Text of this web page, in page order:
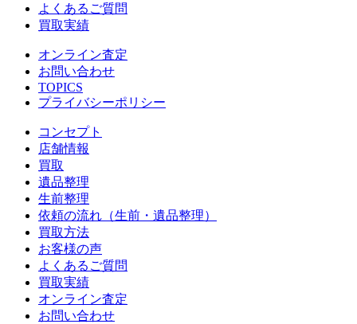
よくあるご質問
買取実績
オンライン査定
お問い合わせ
TOPICS
プライバシーポリシー
コンセプト
店舗情報
買取
遺品整理
生前整理
依頼の流れ（生前・遺品整理）
買取方法
お客様の声
よくあるご質問
買取実績
オンライン査定
お問い合わせ